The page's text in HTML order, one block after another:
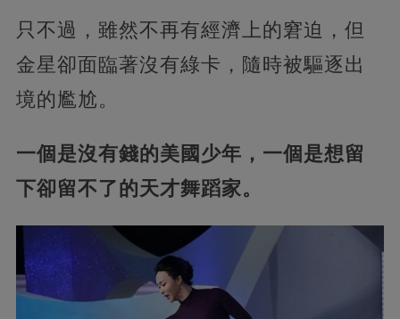
只不過，雖然不再有經濟上的窘迫，但
金星卻面臨著沒有綠卡，隨時被驅逐出
境的尷尬。
一個是沒有錢的美國少年，一個是想留
下卻留不了的天才舞蹈家。